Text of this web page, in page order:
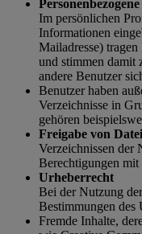
Im persönlichen
Informationen
Mailadresse)
und stimmen damit
andere Benutzer
Benutzer haben
Verzeichnisse in
gehören
Freigabe von
Verzeichnissen der
Berechtigungen
Urheberrecht
Bei der Nutzung
Bestimmungen des
Fremde Inhalte,